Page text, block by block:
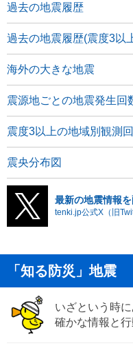
過去の地震履歴
過去の地震履歴(震度3以
海外の大きな地震
震源地ごとの地震発生回
震度3以上の地域別観測
震央分布図
最新の地震情報
tenki.jp公式X（旧
「知る防災」地震
いざという時
確かな情報と